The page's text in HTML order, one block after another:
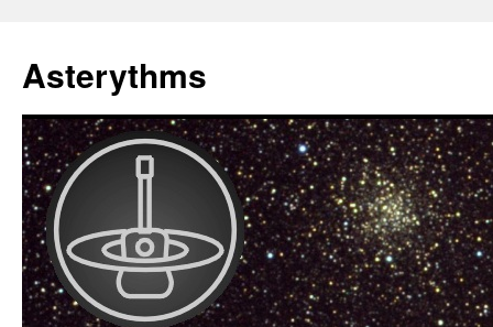
Asterythms